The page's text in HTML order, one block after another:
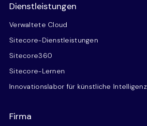
Dienstleistungen
Verwaltete Cloud
Sitecore-Dienstleistungen
Sitecore360
Sitecore-Lernen
Innovationslabor für künstliche Intelligenz
Firma